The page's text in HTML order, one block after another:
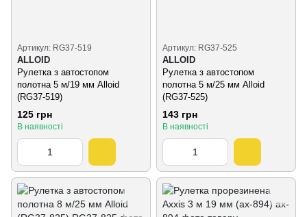
Артикул: RG37-519
ALLOID
Рулетка з автостопом
полотна 5 м/19 мм Alloid
(RG37-519)
125 грн
В наявності
Артикул: RG37-525
ALLOID
Рулетка з автостопом
полотна 5 м/25 мм Alloid
(RG37-525)
143 грн
В наявності